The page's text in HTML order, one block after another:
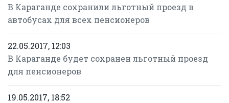
В Караганде сохранили льготный проезд в
автобусах для всех пенсионеров
22.05.2017, 12:03
В Караганде будет сохранен льготный проезд
для пенсионеров
19.05.2017, 18:52